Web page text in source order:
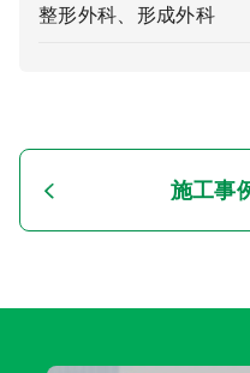
整形外科、形成外科
施工事